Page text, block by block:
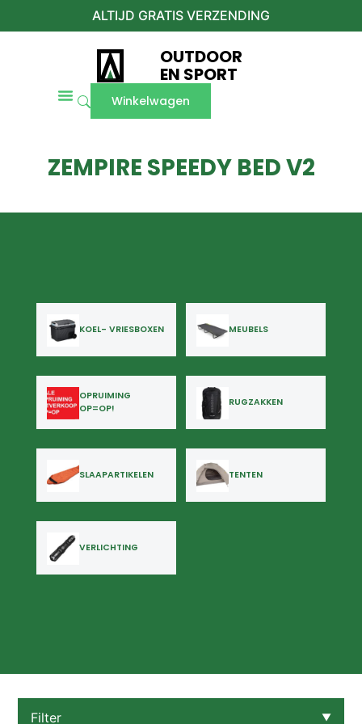
ALTIJD GRATIS VERZENDING
OUTDOOR
EN SPORT
Winkelwagen
ZEMPIRE SPEEDY BED V2
KOEL- VRIESBOXEN MEUBELS
OPRUIMING
OP=OP!
RUGZAKKEN
SLAAPARTIKELEN TENTEN
VERLICHTING
Filter ▼